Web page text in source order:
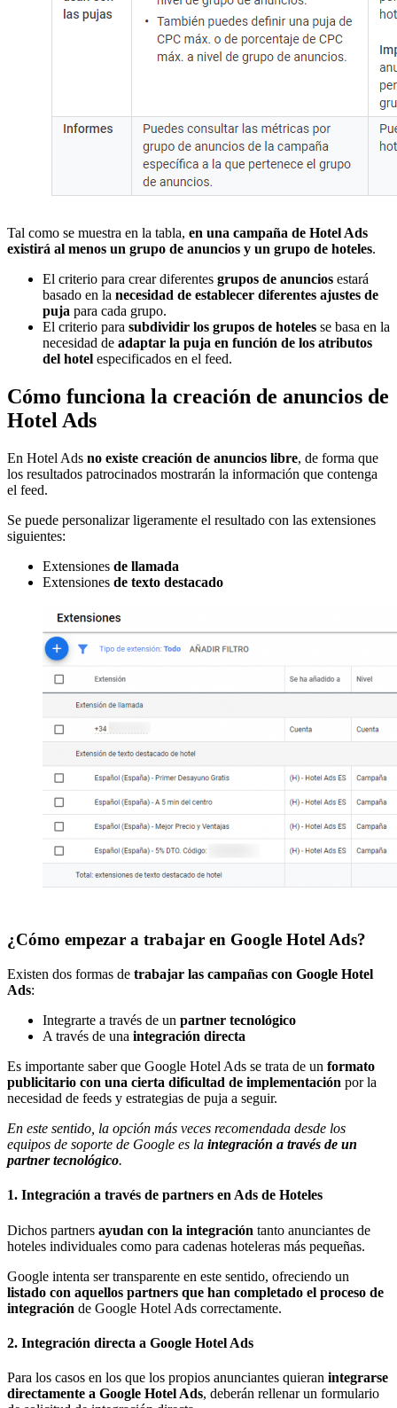
Tal como se muestra en la tabla, en una campaña de Hotel Ads
existirá al menos un grupo de anuncios y un grupo de hoteles.
El criterio para crear diferentes grupos de anuncios estará
basado en la necesidad de establecer diferentes ajustes de
puja para cada grupo.
El criterio para subdividir los grupos de hoteles se basa en la
necesidad de adaptar la puja en función de los atributos
del hotel especificados en el feed.
Cómo funciona la creación de anuncios de
Hotel Ads
En Hotel Ads no existe creación de anuncios libre, de forma que
los resultados patrocinados mostrarán la información que contenga
el feed.
Se puede personalizar ligeramente el resultado con las extensiones
siguientes:
Extensiones de llamada
Extensiones de texto destacado
¿Cómo empezar a trabajar en Google Hotel Ads?
Existen dos formas de trabajar las campañas con Google Hotel
Ads:
Integrarte a través de un partner tecnológico
A través de una integración directa
Es importante saber que Google Hotel Ads se trata de un formato
publicitario con una cierta dificultad de implementación por la
necesidad de feeds y estrategias de puja a seguir.
En este sentido, la opción más veces recomendada desde los
equipos de soporte de Google es la integración a través de un
partner tecnológico.
1. Integración a través de partners en Ads de Hoteles
Dichos partners ayudan con la integración tanto anunciantes de
hoteles individuales como para cadenas hoteleras más pequeñas.
Google intenta ser transparente en este sentido, ofreciendo un
listado con aquellos partners que han completado el proceso de
integración de Google Hotel Ads correctamente.
2. Integración directa a Google Hotel Ads
Para los casos en los que los propios anunciantes quieran integrarse
directamente a Google Hotel Ads, deberán rellenar un formulario